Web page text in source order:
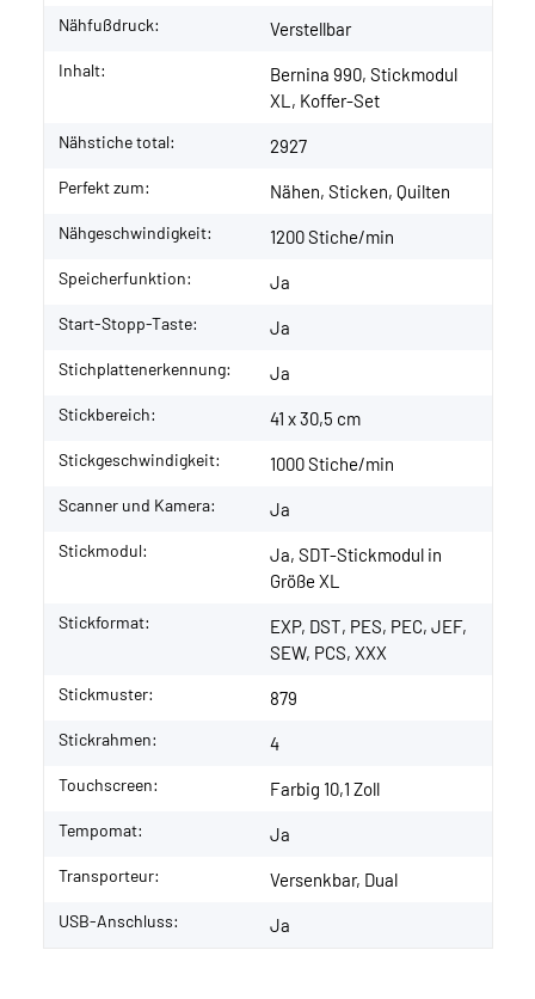
Nähfußdruck: Verstellbar
Inhalt:
Bernina 990, Stickmodul
XL, Koffer-Set
Nähstiche total: 2927
Perfekt zum: Nähen, Sticken, Quilten
Nähgeschwindigkeit: 1200 Stiche/min
Speicherfunktion: Ja
Start-Stopp-Taste: Ja
Stichplattenerkennung: Ja
Stickbereich: 41 x 30,5 cm
Stickgeschwindigkeit: 1000 Stiche/min
Scanner und Kamera: Ja
Stickmodul:
Ja, SDT-Stickmodul in
Größe XL
Stickformat:
EXP, DST, PES, PEC, JEF,
SEW, PCS, XXX
Stickmuster: 879
Stickrahmen: 4
Touchscreen: Farbig 10,1 Zoll
Tempomat: Ja
Transporteur: Versenkbar, Dual
USB-Anschluss: Ja